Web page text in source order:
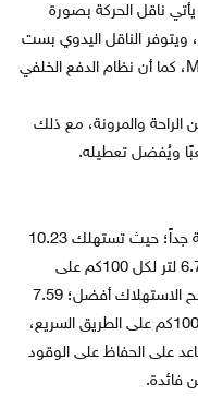
ثنائي بقوة 425 حصان. يأتي ناقل الحركة بصورة
الناقل اليدوي بست
سرعات في السيدان، وقياسي في موديل M3، كما أن نظام الدفع الخلفي
الراحة والمرونة، مع ذلك
ويُفضل تعطيله.
تمتاز سيارة BMW الفئة الثالثة بأنها اقتصادية جداً؛ حيث تستهلك 10.23
لتر لكل 100كم من الوقود داخل المدينة و6.72 لتر لكل 100كم على
الطريق السريع، ومع توفر محرك الديزل يصبح الاستهلاك أفضل؛ 7.59
لتر لكل 100كم داخل المدينة و5.60 لتر لكل 100كم على الطريق السريع،
على الحفاظ على الوقود
فائدة.